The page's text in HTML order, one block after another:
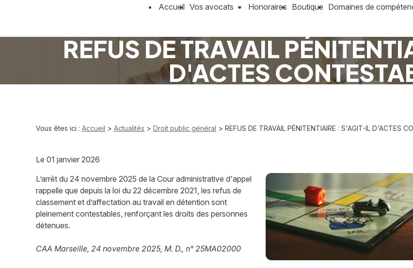
Accueil Vos avocats Honoraires Boutique Domaines de
REFUS DE TRAVAIL
D'ACTES
Vous êtes ici : Accueil >Actualités >Droit public général > REFUS DE TRAVAIL PÉNITENTIAIRE : S'AGIT-IL D'ACTES
Le01 janvier 2026
L’arrêt du 24 novembre 2025 de la Cour administrative d'appel
rappelle que depuis la loi du 22 décembre 2021, les refus de
classement et d’affectation au travail en détention sont
pleinement contestables, renforçant les droits des personnes
détenues.
CAA Marseille, 24 novembre 2025, M. D., n° 25MA02000